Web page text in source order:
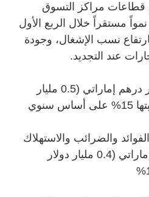
مراكز التسوق
نمواً مستقراً خلال الربع الأول
بارتفاع نسب الإشغال، وجودة
عند التجديد.
بلغت الإيرادات 1.8 مليار درهم إماراتي (0.5 مليار
والضرائب والاستهلاك
والإهلاك 1.5 مليار درهم إماراتي (0.4 مليار دولار